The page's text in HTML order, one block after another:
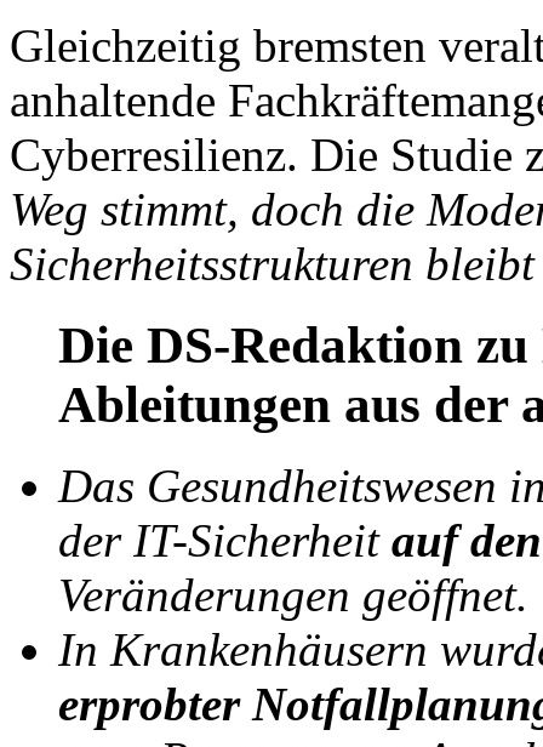
Gleichzeitig bremsten
anhaltende
Cyberresilienz. Die Studie
Weg stimmt, doch die
Sicherheitsstrukturen
Die DS-Redaktion
Ableitungen aus der
Das Gesundheitswesen
der IT-Sicherheit auf
Veränderungen geöffnet.
In Krankenhäusern
erprobter